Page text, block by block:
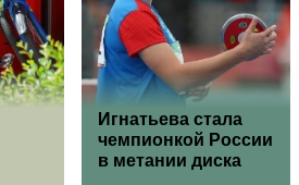
Игнатьева стала
чемпионкой России
в метании диска